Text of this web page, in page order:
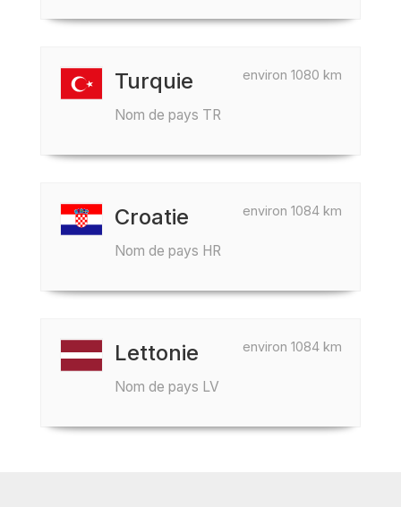
environ 1080 km
Turquie
Nom de pays TR
environ 1084 km
Croatie
Nom de pays HR
environ 1084 km
Lettonie
Nom de pays LV